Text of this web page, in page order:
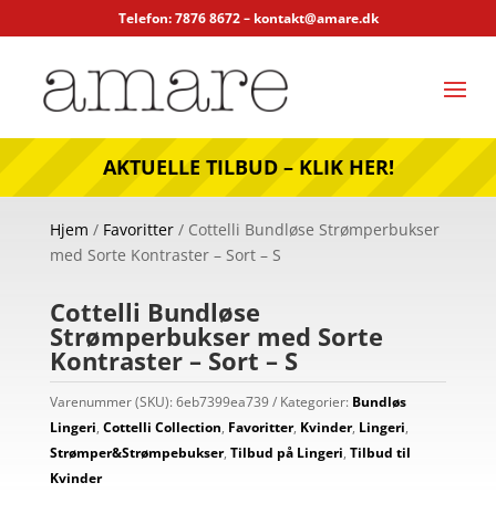
Telefon: 7876 8672 – kontakt@amare.dk
AKTUELLE TILBUD – KLIK HER!
Hjem / Favoritter/ Cottelli Bundløse Strømperbukser
med Sorte Kontraster – Sort – S
Cottelli Bundløse
Strømperbukser med Sorte
Kontraster – Sort – S
Varenummer (SKU):6eb7399ea739 Kategorier: Bundløs
Lingeri, Cottelli Collection, Favoritter, Kvinder, Lingeri,
Strømper&Strømpebukser, Tilbud på Lingeri, Tilbud til
Kvinder